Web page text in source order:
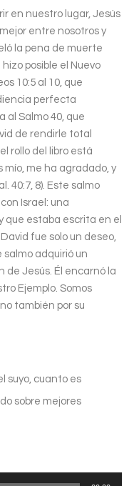
en nuestro lugar, Jesús
entre nosotros y
la pena de muerte
posible el Nuevo
10:5 al 10, que
perfecta
al Salmo 40, que
de rendirle total
rollo del libro está
mío, me ha agradado, y
40:7, 8). Este salmo
Israel: una
que estaba escrita en el
fue solo un deseo,
salmo adquirió un
de Jesús. Él encarnó la
Ejemplo. Somos
también por su
suyo, cuanto es
sobre mejores